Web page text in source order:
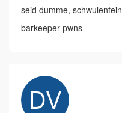
seid dumme,
barkeeper pwns